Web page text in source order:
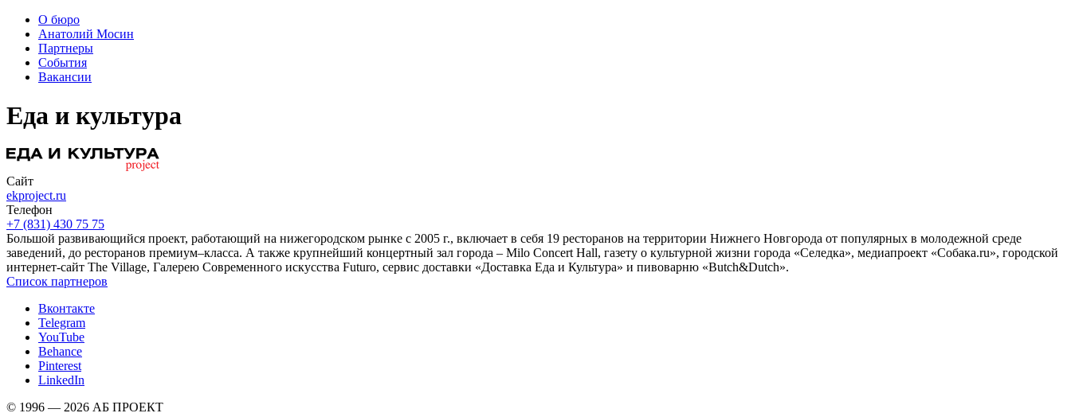
О бюро
Анатолий Мосин
Партнеры
События
Вакансии
Еда и культура
Сайт
ekproject.ru
Телефон
+7 (831) 430 75 75
Большой развивающийся проект, работающий на нижегородском рынке с 2005 г., включает в себя 19 ресторанов на территории Нижнего Новгорода от популярных в молодежной среде
заведений, до ресторанов премиум–класса. А также крупнейший концертный зал города – Milo Concert Hall, газету о культурной жизни города «Селедка», медиапроект «Собака.ru», городской
интернет-сайт The Village, Галерею Современного искусства Futuro, сервис доставки «Доставка Еда и Культура» и пивоварню «Butch&Dutch».
Список партнеров
Вконтакте
Telegram
YouTube
Behance
Pinterest
LinkedIn
© 1996 — 2026 АБ ПРОЕКТ